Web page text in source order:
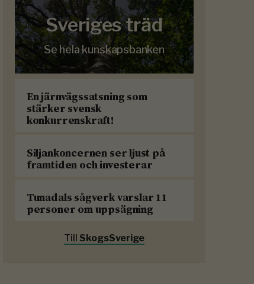
Sveriges träd
Se hela kunskapsbanken
En järnvägssatsning som
stärker svensk
konkurrenskraft!
Siljankoncernen ser ljust på
framtiden och investerar
Tunadals sågverk varslar 11
personer om uppsägning
Till SkogsSverige